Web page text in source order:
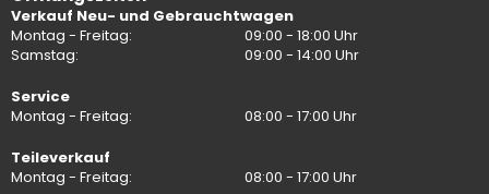
Verkauf Neu- und Gebrauchtwagen
Montag - Freitag:
09:00 - 18:00 Uhr
Samstag:
09:00 - 14:00 Uhr
Service
Montag - Freitag:
08:00 - 17:00 Uhr
Teileverkauf
Montag - Freitag:
08:00 - 17:00 Uhr